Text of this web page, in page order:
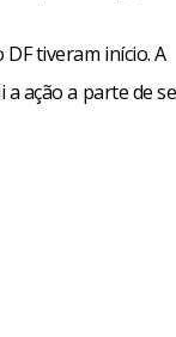
tiveram início. A
a ação a parte de